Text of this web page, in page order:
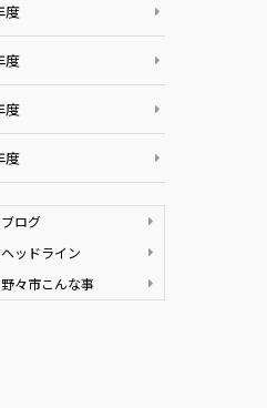
度
度
度
度
ログ
ッドライン
々市こんな事